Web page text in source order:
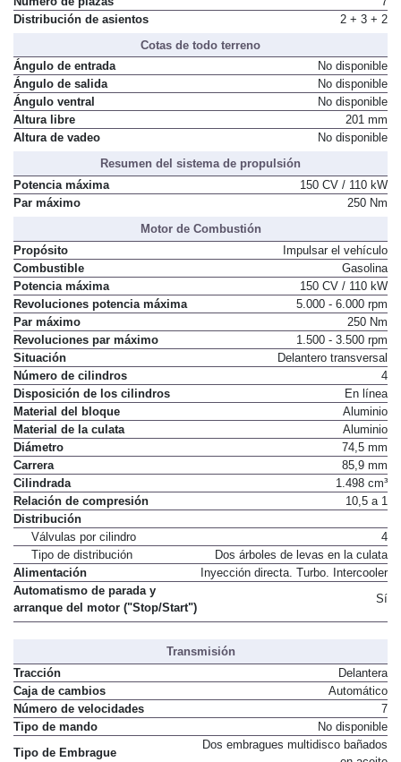
Número de plazas
7
Cotas de todo terreno
Ángulo de entrada
No disponible
Ángulo de salida
No disponible
Ángulo ventral
No disponible
Altura libre
201 mm
Resumen del sistema de propulsión
Potencia máxima
150 CV / 110 kW
Motor de Combustión
Propósito
Impulsar el vehículo
Combustible
Gasolina
Potencia máxima
150 CV / 110 kW
Revoluciones potencia máxima
5.000 - 6.000 rpm
Par máximo
250 Nm
Revoluciones par máximo
1.500 - 3.500 rpm
Situación
Delantero transversal
Número de cilindros
4
Disposición de los cilindros
En línea
Material del bloque
Aluminio
Material de la culata
Aluminio
Diámetro
74,5 mm
Carrera
85,9 mm
Cilindrada
1.498 cm³
Relación de compresión
Distribución
Válvulas por cilindro
4
Tipo de distribución
Dos árboles de levas en la culata
Alimentación
Automatismo de parada y
arranque del motor ("Stop/Start")
Transmisión
Tracción
Delantera
Caja de cambios
Automático
Número de velocidades
7
No disponible
Dos embragues multidisco bañados